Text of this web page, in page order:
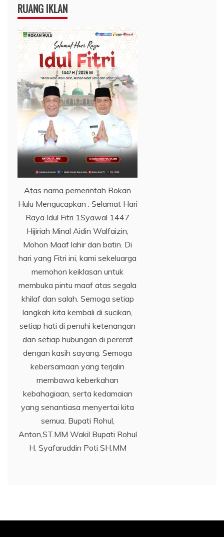
RUANG IKLAN
Atas nama pemerintah Rokan
Hulu Mengucapkan : Selamat Hari
Raya Idul Fitri 1Syawal 1447
Hijiriah Minal Aidin Walfaizin,
Mohon Maaf lahir dan batin. Di
hari yang Fitri ini, kami sekeluarga
memohon keiklasan untuk
membuka pintu maaf atas segala
khilaf dan salah. Semoga setiap
langkah kita kembali di sucikan,
setiap hati di penuhi ketenangan
dan setiap hubungan di pererat
dengan kasih sayang. Semoga
kebersamaan yang terjalin
membawa keberkahan
kebahagiaan, serta kedamaian
yang senantiasa menyertai kita
semua. Bupati Rohul,
Anton,ST.MM Wakil Bupati Rohul
H. Syafaruddin Poti SH.MM